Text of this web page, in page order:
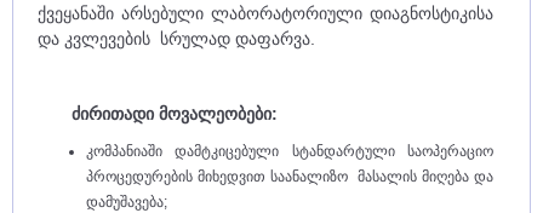
ქვეყანაში არსებული ლაბორატორიული დიაგნოსტიკისა
და კვლევების სრულად დაფარვა.
ძირითადი მოვალეობები:
კომპანიაში დამტკიცებული სტანდარტული საოპერაციო
პროცედურების მიხედვით საანალიზო მასალის მიღება და
დამუშავება;